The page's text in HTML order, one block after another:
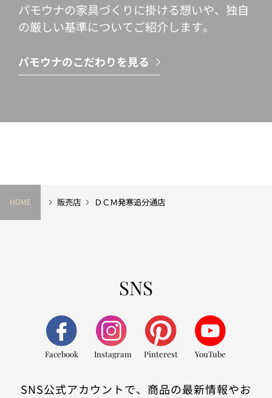
パモウナの家具づくりに掛ける想いや、独自
の厳しい基準についてご紹介します。
パモウナのこだわりを見る
HOME 販売店 ＤＣＭ発寒追分通店
SNS
Facebook Instagram Pinterest YouTube
SNS公式アカウントで、商品の最新情報やお